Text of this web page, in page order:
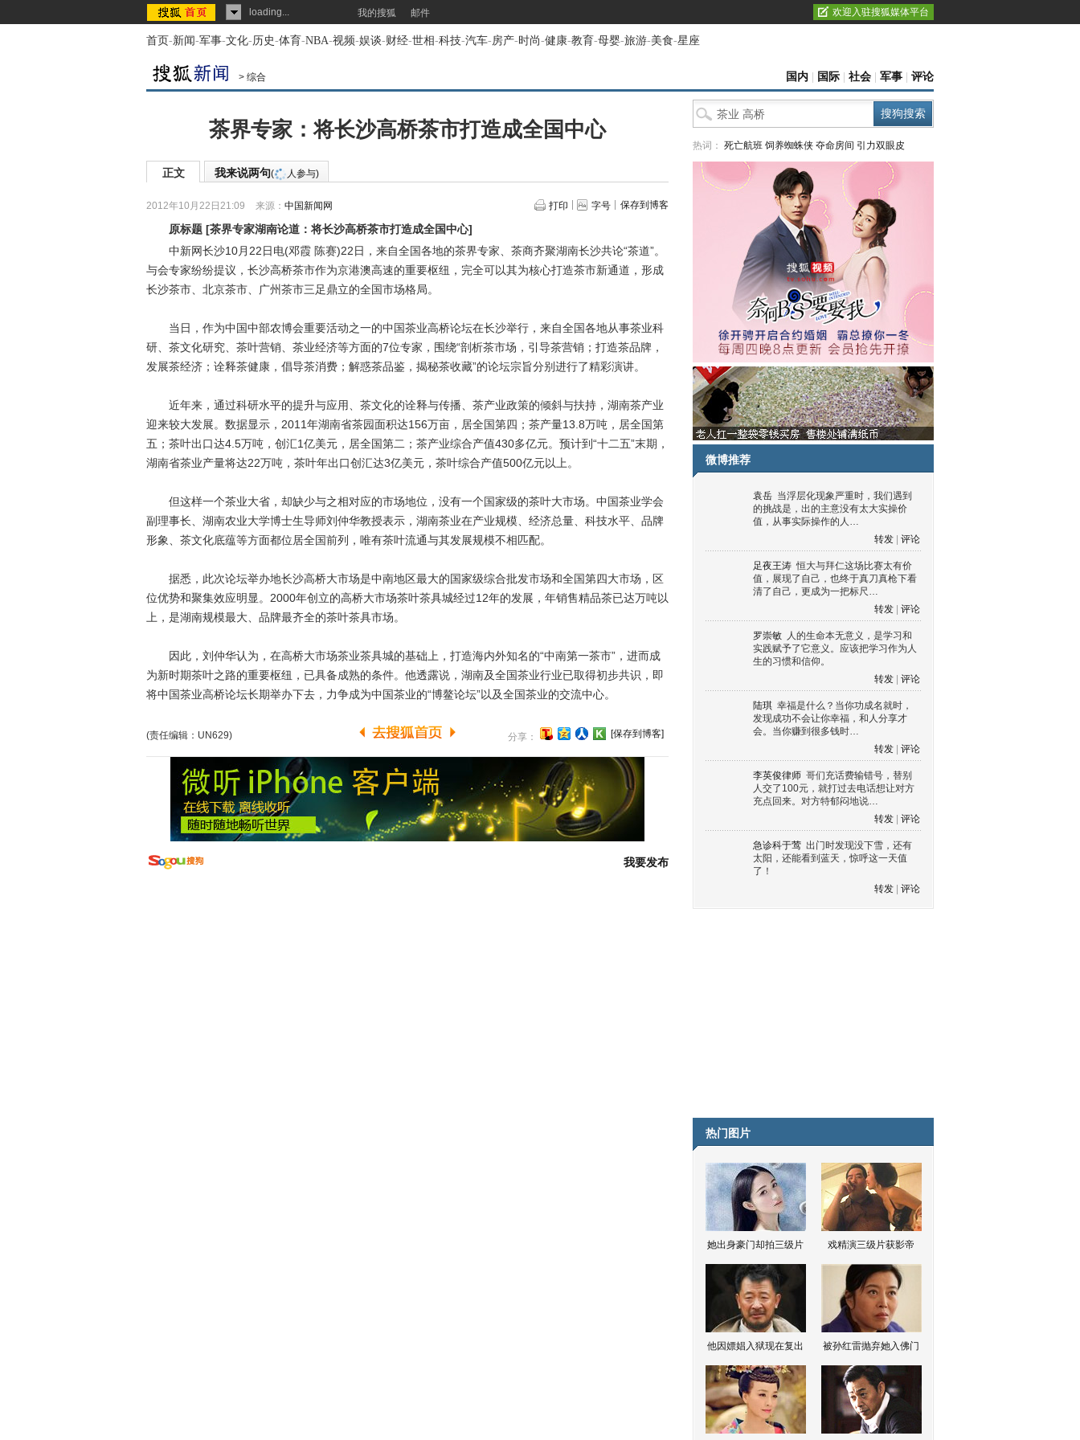
loading... 我的搜狐 邮件 欢迎入驻搜狐媒体平台
首页-新闻-军事-文化-历史-体育-NBA-视频-娱谈-财经-世相-科技-汽车-房产-时尚-健康-教育-母婴-旅游-美食-星座
> 综合 国内 国际 社会 军事 评论
茶界专家：将长沙高桥茶市打造成全国中心
正文 我来说两句( 人参与)
2012年10月22日21:09 来源： 中国新闻网 打印 字号 保存到博客
原标题 [茶界专家湖南论道：将长沙高桥茶市打造成全国中心]
中新网长沙10月22日电(邓霞 陈赛)22日，来自全国各地的茶界专家、茶商齐聚湖南长沙共论“茶道”。
与会专家纷纷提议，长沙高桥茶市作为京港澳高速的重要枢纽，完全可以其为核心打造茶市新通道，形成
长沙茶市、北京茶市、广州茶市三足鼎立的全国市场格局。
当日，作为中国中部农博会重要活动之一的中国茶业高桥论坛在长沙举行，来自全国各地从事茶业科
研、茶文化研究、茶叶营销、茶业经济等方面的7位专家，围绕“剖析茶市场，引导茶营销；打造茶品牌，
发展茶经济；诠释茶健康，倡导茶消费；解惑茶品鉴，揭秘茶收藏”的论坛宗旨分别进行了精彩演讲。
近年来，通过科研水平的提升与应用、茶文化的诠释与传播、茶产业政策的倾斜与扶持，湖南茶产业
迎来较大发展。数据显示，2011年湖南省茶园面积达156万亩，居全国第四；茶产量13.8万吨，居全国第
五；茶叶出口达4.5万吨，创汇1亿美元，居全国第二；茶产业综合产值430多亿元。预计到“十二五”末期，
湖南省茶业产量将达22万吨，茶叶年出口创汇达3亿美元，茶叶综合产值500亿元以上。
但这样一个茶业大省，却缺少与之相对应的市场地位，没有一个国家级的茶叶大市场。中国茶业学会
副理事长、湖南农业大学博士生导师刘仲华教授表示，湖南茶业在产业规模、经济总量、科技水平、品牌
形象、茶文化底蕴等方面都位居全国前列，唯有茶叶流通与其发展规模不相匹配。
据悉，此次论坛举办地长沙高桥大市场是中南地区最大的国家级综合批发市场和全国第四大市场，区
位优势和聚集效应明显。2000年创立的高桥大市场茶叶茶具城经过12年的发展，年销售精品茶已达万吨以
上，是湖南规模最大、品牌最齐全的茶叶茶具市场。
因此，刘仲华认为，在高桥大市场茶业茶具城的基础上，打造海内外知名的“中南第一茶市”，进而成
为新时期茶叶之路的重要枢纽，已具备成熟的条件。他透露说，湖南及全国茶业行业已取得初步共识，即
将中国茶业高桥论坛长期举办下去，力争成为中国茶业的“博鳌论坛”以及全国茶业的交流中心。
(责任编辑：UN629) 分享： [保存到博客]
我要发布
热词： 死亡航班 饲养蜘蛛侠 夺命房间 引力双眼皮
微博推荐
袁岳 当浮层化现象严重时，我们遇到
的挑战是，出的主意没有太大实操价
值，从事实际操作的人…
转发
评论
足夜王涛 恒大与拜仁这场比赛太有价
值，展现了自己，也终于真刀真枪下看
清了自己，更成为一把标尺…
转发
评论
罗崇敏 人的生命本无意义，是学习和
实践赋予了它意义。应该把学习作为人
生的习惯和信仰。
转发
评论
陆琪 幸福是什么？当你功成名就时，
发现成功不会让你幸福，和人分享才
会。当你赚到很多钱时…
转发
评论
李英俊律师 哥们充话费输错号，替别
人交了100元，就打过去电话想让对方
充点回来。对方特郁闷地说…
转发
评论
急诊科于莺 出门时发现没下雪，还有
太阳，还能看到蓝天，惊呼这一天值
了！
转发
评论
热门图片
她出身豪门却拍三级片 戏精演三级片获影帝
他因嫖娼入狱现在复出 被孙红雷抛弃她入佛门